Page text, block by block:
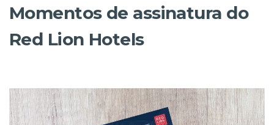
Momentos de assinatura do
Red Lion Hotels